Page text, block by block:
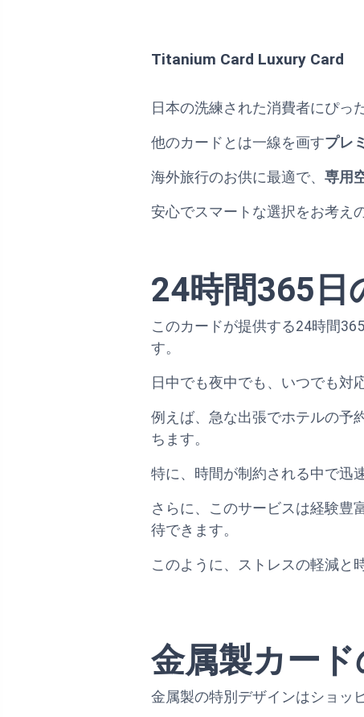
Titanium Card Luxury Card
日本の洗練された消費者にぴっ
他のカードとは一線を画すプレ
海外旅行のお供に最適で、 専用
安心でスマートな選択をお考え
24時間365日
このカードが提供する24時間
す。
日中でも夜中でも、いつでも対
例えば、急な出張でホテルの予
ちます。
特に、時間が制約される中で迅
さらに、このサービスは経験豊
待できます。
このように、ストレスの軽減と
金属製カー
金属製の特別デザインはショッ